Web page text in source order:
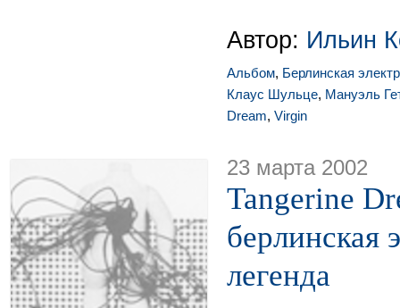
Автор: Ильин
Альбом, Берлинская
Клаус Шульце, Мануэль
Dream, Virgin
23 марта 2002
Tangerine
берлинская
легенда